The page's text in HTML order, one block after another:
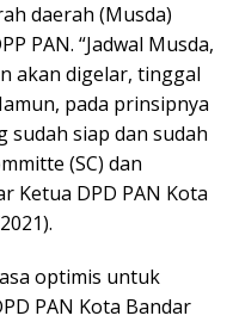
daerah (Musda)
PAN. “Jadwal Musda,
akan digelar, tinggal
pada prinsipnya
sudah siap dan sudah
(SC) dan
Ketua DPD PAN Kota
optimis untuk
PAN Kota Bandar